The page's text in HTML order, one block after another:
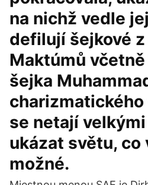
na nichž vedle
defilují šejkové
Maktúmů
šejka
se netají
ukázat světu, co
možné.